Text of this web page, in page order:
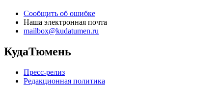
Сообщить об ошибке
Наша электронная почта
mailbox@kudatumen.ru
КудаТюмень
Пресс-релиз
Редакционная политика